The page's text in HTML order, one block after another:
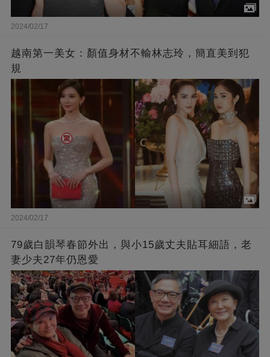
2024/02/17
越南第一美女：顏值身材不輸林志玲，簡直美到犯
規
2024/02/17
79歲白韻琴春節外出，與小15歲丈夫貼耳細語，老
妻少夫27年仍恩愛